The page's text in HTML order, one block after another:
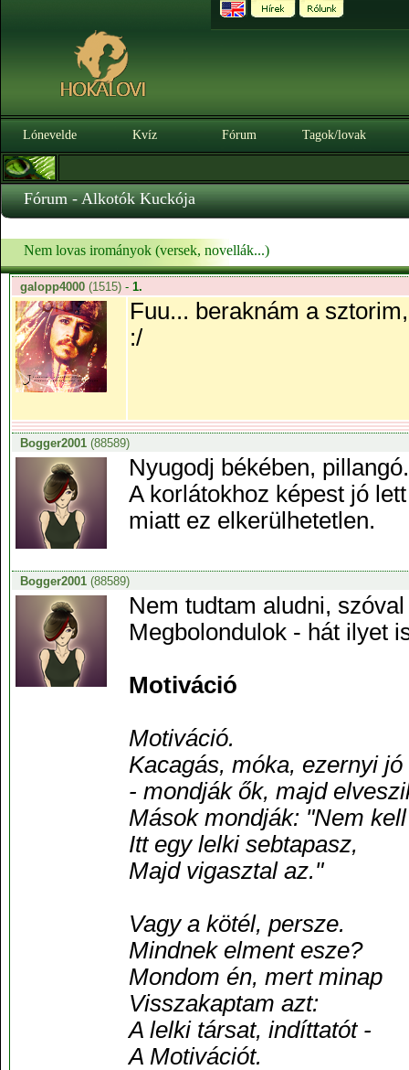
Lónevelde Kvíz Fórum Tagok/lovak
Fórum - Alkotók Kuckója
Nem lovas irományok (versek, novellák...)
galopp4000(1515) - 1.
Fuu... beraknám a
:/
Bogger2001(88589)
Nyugodj békében, pillangó.
A korlátokhoz képest jó
miatt ez elkerülhetetlen.
Bogger2001(88589)
Nem tudtam aludni,
Megbolondulok - hát ilyet
Motiváció
Motiváció.
Kacagás, móka, ezernyi jó
- mondják ők, majd
Mások mondják: "Nem
Itt egy lelki sebtapasz,
Majd vigasztal az."
Vagy a kötél, persze.
Mindnek elment esze?
Mondom én, mert minap
Visszakaptam azt:
A lelki társat, indíttatót -
A Motivációt.